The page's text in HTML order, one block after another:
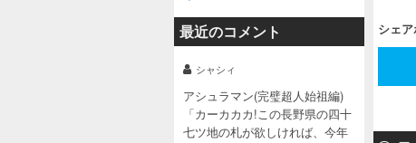
最近のコメント
シャシィ
アシュラマン(完璧超人始祖編)
「カーカカカ!この長野県の四十
七ツ地の札が欲しければ、今年
シェ